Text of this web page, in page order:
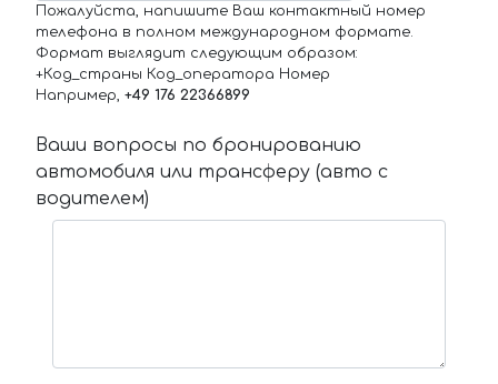
Пожалуйста, напишите Ваш контактный номер
телефона в полном международном формате.
Формат выглядит следующим образом:
+Код_страны Код_оператора Номер
Например, +49 176 22366899
Ваши вопросы по бронированию
автомобиля или трансферу (авто с
водителем)